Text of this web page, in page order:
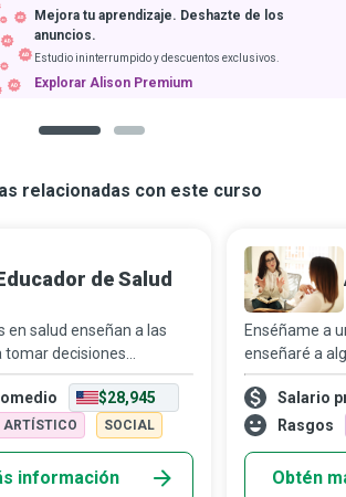
Mejora tu aprendizaje. Deshazte de los
anuncios.
Estudio ininterrumpido y descuentos exclusivos.
Explorar Alison Premium
relacionadas con este curso
de Salud
en salud enseñan a las
tomar decisiones
ese modo, las preparan
imprevistas.
saludables y brindan a
$28,945
ARTÍSTICO SOCIAL
información
Enséñame a
enseñaré a
influencia
una de ellas
que ayuda a
Salario
Rasgos
Obtén